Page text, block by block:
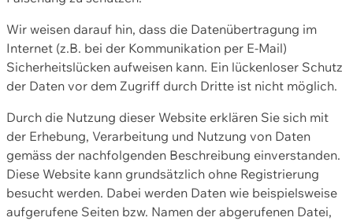
Wir weisen darauf hin, dass die Datenübertragung im
Internet (z.B. bei der Kommunikation per E-Mail)
Sicherheitslücken aufweisen kann. Ein lückenloser Schutz
der Daten vor dem Zugriff durch Dritte ist nicht möglich.
Durch die Nutzung dieser Website erklären Sie sich mit
der Erhebung, Verarbeitung und Nutzung von Daten
gemäss der nachfolgenden Beschreibung einverstanden.
Diese Website kann grundsätzlich ohne Registrierung
besucht werden. Dabei werden Daten wie beispielsweise
aufgerufene Seiten bzw. Namen der abgerufenen Datei,